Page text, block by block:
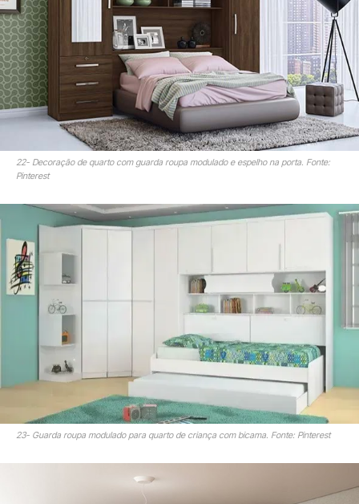
22- Decoração de quarto com guarda roupa modulado e espelho na porta. Fonte:
Pinterest
23- Guarda roupa modulado para quarto de criança com bicama. Fonte: Pinterest